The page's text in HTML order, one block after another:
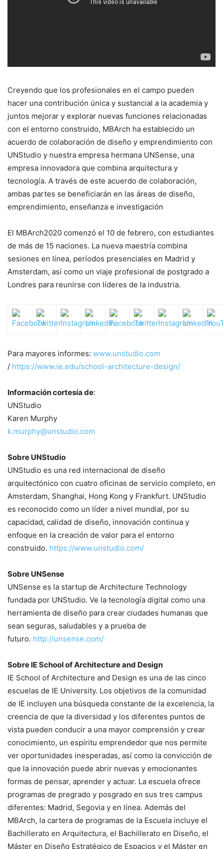
Creyendo que los profesionales en el campo pueden
hacer una contribución única y sustancial a la academia y
juntos mejorar y explorar nuevas funciones relacionadas
con el entorno construido, MBArch ha establecido un
acuerdo de colaboración de diseño y emprendimiento con
UNStudio y nuestra empresa hermana UNSense, una
empresa innovadora que combina arquitectura y
tecnología. A través de este acuerdo de colaboración,
ambas partes se beneficiarán en las áreas de diseño,
emprendimiento, enseñanza e investigación
El MBArch2020 comenzó el 10 de febrero, con estudiantes
de más de 15 naciones. La nueva maestría combina
sesiones en línea, períodos presenciales en Madrid y
Amsterdam, así como un viaje profesional de postgrado a
Londres para reunirse con líderes de la industria.
Para mayores informes: www.unstudio.com
/ https://www.ie.edu/school-architecture-design/
Información cortesía de:
UNStudio
Karen Murphy
k.murphy@unstudio.com
Sobre UNStudio
UNStudio es una red internacional de diseño
arquitectónico con cuatro oficinas de servicio completo, en
Amsterdam, Shanghai, Hong Kong y Frankfurt. UNStudio
es reconocido como un líder a nivel mundial, por su
capacidad, calidad de diseño, innovación continua y
enfoque en la creación de valor para el entorno
construido. https://www.unstudio.com/
Sobre UNSense
UNSense es la startup de Architecture Technology
fundada por UNStudio. Ve la tecnología digital como una
herramienta de diseño para crear ciudades humanas que
sean seguras, saludables y a prueba de
futuro. http://unsense.com/
Sobre IE School of Architecture and Design
IE School of Architecture and Design es una de las cinco
escuelas de IE University. Los objetivos de la comunidad
de IE incluyen una búsqueda constante de la excelencia, la
creencia de que la diversidad y los diferentes puntos de
vista pueden conducir a una mayor comprensión y crear
conocimiento, un espíritu emprendedor que nos permite
ver oportunidades inesperadas, así como la convicción de
que la innovación puede abrir nuevas y emocionantes
formas de pensar, aprender y actuar. La escuela ofrece
programas de pregrado y posgrado en sus tres campus
diferentes: Madrid, Segovia y en línea. Además del
MBArch, la cartera de programas de la Escuela incluye el
Bachillerato en Arquitectura, el Bachillerato en Diseño, el
Máster en Diseño Estratégico de Espacios y el Máster en